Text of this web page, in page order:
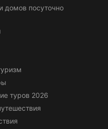
домов посуточно
туров 2026